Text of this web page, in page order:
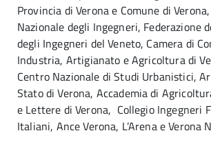
Provincia di Verona e Comune di
Nazionale degli Ingegneri, Federazione
degli Ingegneri del Veneto, Camera di
Industria, Artigianato e Agricoltura di
Centro Nazionale di Studi Urbanistici,
Stato di Verona, Accademia di
e Lettere di Verona, Collegio Ingegneri
Italiani, Ance Verona, L’Arena e Verona